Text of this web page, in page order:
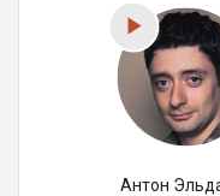
Антон